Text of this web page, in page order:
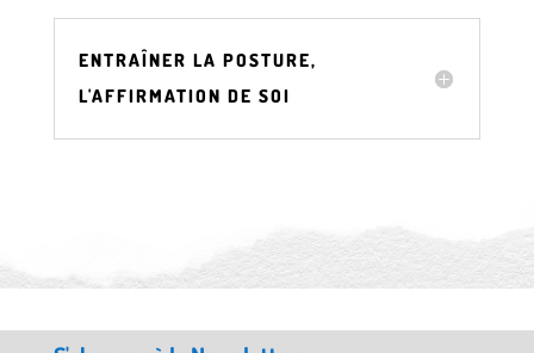
ENTRAÎNER LA POSTURE,
L'AFFIRMATION DE SOI